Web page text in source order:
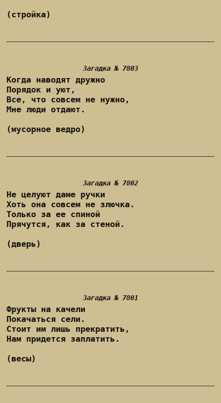
(стройка)
Загадка № 7803
Когда наводят дружно
Порядок и уют,
Все, что совсем не нужно,
Мне люди отдают.
(мусорное ведро)
Загадка № 7802
Не целуют даме ручки
Хоть она совсем не злючка.
Только за ее спиной
Прячутся, как за стеной.
(дверь)
Загадка № 7801
Фрукты на качели
Покачаться сели.
Стоит им лишь прекратить,
Нам придется заплатить.
(весы)